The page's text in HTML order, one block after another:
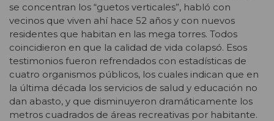
se concentran los “guetos verticales”, habló con
vecinos que viven ahí hace 52 años y con nuevos
residentes que habitan en las mega torres. Todos
coincidieron en que la calidad de vida colapsó. Esos
testimonios fueron refrendados con estadísticas de
cuatro organismos públicos, los cuales indican que en
la última década los servicios de salud y educación no
dan abasto, y que disminuyeron dramáticamente los
metros cuadrados de áreas recreativas por habitante.